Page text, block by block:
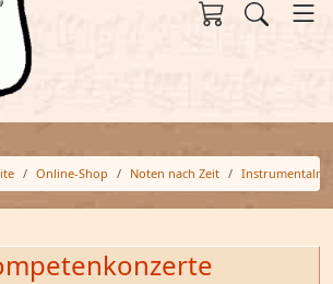
Online-Shop Noten nach Zeit